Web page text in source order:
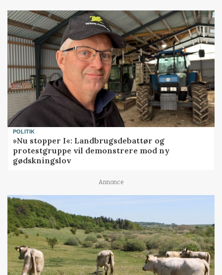
POLITIK
»Nu stopper I«: Landbrugsdebattør og
protestgruppe vil demonstrere mod ny
gødskningslov
Annonce